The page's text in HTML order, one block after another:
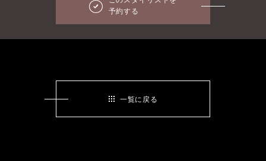
予約する
一覧に戻る